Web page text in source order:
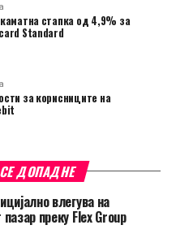
стапка од 4,9% за
Standard
за корисниците на
ДОПАДНЕ
влегува на
преку Flex Group